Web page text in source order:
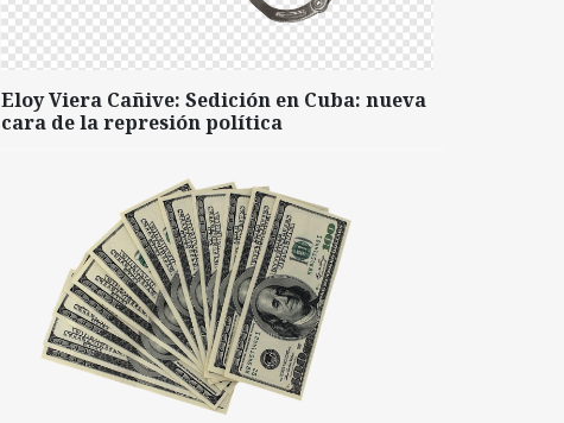
Eloy Viera Cañive: Sedición en Cuba: nueva
cara de la represión política